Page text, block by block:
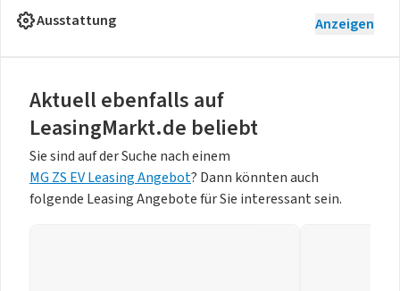
Ausstattung Anzeigen
Aktuell ebenfalls auf
LeasingMarkt.de beliebt
Sie sind auf der Suche nach einem
MG ZS EV Leasing Angebot? Dann könnten auch
folgende Leasing Angebote für Sie interessant sein.